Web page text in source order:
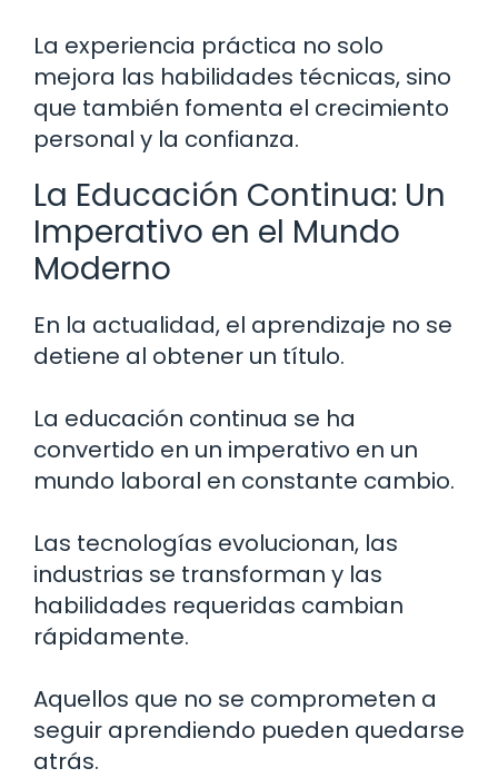
La experiencia práctica no solo
mejora las habilidades técnicas, sino
que también fomenta el crecimiento
personal y la confianza.
La Educación Continua: Un
Imperativo en el Mundo
Moderno
En la actualidad, el aprendizaje no se
detiene al obtener un título.
La educación continua se ha
convertido en un imperativo en un
mundo laboral en constante cambio.
Las tecnologías evolucionan, las
industrias se transforman y las
habilidades requeridas cambian
rápidamente.
Aquellos que no se comprometen a
seguir aprendiendo pueden quedarse
atrás.